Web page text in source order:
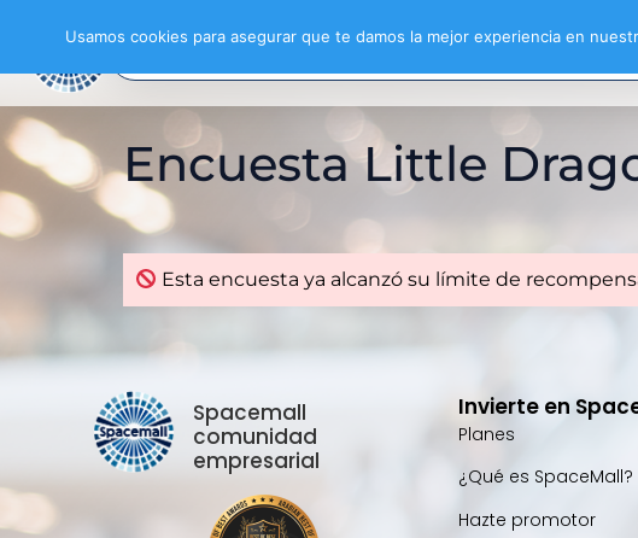
Encuesta Little
Esta encuesta ya alcanzó su límite de
Spacemall
comunidad
empresarial
Invierte en
Planes
¿Qué es SpaceMall?
Hazte promotor
Usamos cookies para asegurar que te damos la mejor experiencia en